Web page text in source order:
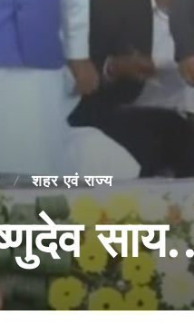
शहर एवं राज्य